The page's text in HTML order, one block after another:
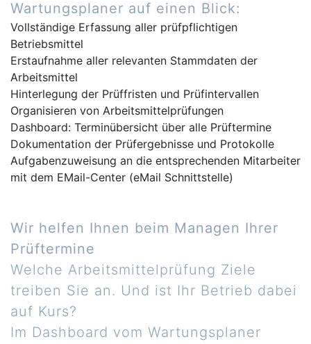
Wartungsplaner auf einen Blick:
Vollständige Erfassung aller prüfpflichtigen
Betriebsmittel
Erstaufnahme aller relevanten Stammdaten der
Arbeitsmittel
Hinterlegung der Prüffristen und Prüfintervallen
Organisieren von Arbeitsmittelprüfungen
Dashboard: Terminübersicht über alle Prüftermine
Dokumentation der Prüfergebnisse und Protokolle
Aufgabenzuweisung an die entsprechenden Mitarbeiter
mit dem EMail-Center (eMail Schnittstelle)
Wir helfen Ihnen beim Managen Ihrer
Prüftermine
Welche Arbeitsmittelprüfung Ziele
treiben Sie an. Und ist Ihr Betrieb dabei
auf Kurs?
Im Dashboard vom Wartungsplaner